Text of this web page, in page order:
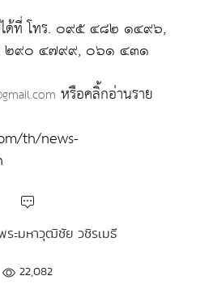
ได้ที่ โทร. ๐๙๕ ๔๘๒ ๑๔๙๖,
๙๐ ๔๗๙๙, ๐๖๑ ๔๓๑
หรือคลิ้กอ่านราย
th/news-
ะมหาวุฒิชัย วชิรเมธี
22,082